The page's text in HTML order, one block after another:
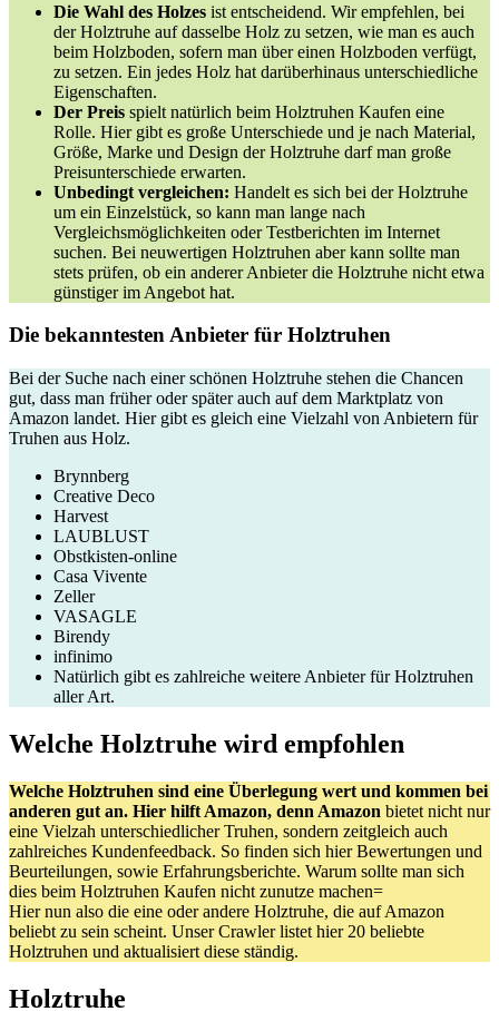
Die Wahl des Holzes ist entscheidend. Wir empfehlen, bei
der Holztruhe auf dasselbe Holz zu setzen, wie man es auch
beim Holzboden, sofern man über einen Holzboden verfügt,
zu setzen. Ein jedes Holz hat darüberhinaus unterschiedliche
Eigenschaften.
Der Preis spielt natürlich beim Holztruhen Kaufen eine
Rolle. Hier gibt es große Unterschiede und je nach Material,
Größe, Marke und Design der Holztruhe darf man große
Preisunterschiede erwarten.
Unbedingt vergleichen: Handelt es sich bei der Holztruhe
um ein Einzelstück, so kann man lange nach
Vergleichsmöglichkeiten oder Testberichten im Internet
suchen. Bei neuwertigen Holztruhen aber kann sollte man
stets prüfen, ob ein anderer Anbieter die Holztruhe nicht etwa
günstiger im Angebot hat.
Die bekanntesten Anbieter für Holztruhen
Bei der Suche nach einer schönen Holztruhe stehen die Chancen
gut, dass man früher oder später auch auf dem Marktplatz von
Amazon landet. Hier gibt es gleich eine Vielzahl von Anbietern für
Truhen aus Holz.
Brynnberg
Creative Deco
Harvest
LAUBLUST
Obstkisten-online
Casa Vivente
Zeller
VASAGLE
Birendy
infinimo
Natürlich gibt es zahlreiche weitere Anbieter für Holztruhen
aller Art.
Welche Holztruhe wird empfohlen
Welche Holztruhen sind eine Überlegung wert und kommen bei
anderen gut an. Hier hilft Amazon, denn Amazon bietet nicht nur
eine Vielzah unterschiedlicher Truhen, sondern zeitgleich auch
zahlreiches Kundenfeedback. So finden sich hier Bewertungen und
Beurteilungen, sowie Erfahrungsberichte. Warum sollte man sich
dies beim Holztruhen Kaufen nicht zunutze machen=
Hier nun also die eine oder andere Holztruhe, die auf Amazon
beliebt zu sein scheint. Unser Crawler listet hier 20 beliebte
Holztruhen und aktualisiert diese ständig.
Holztruhe